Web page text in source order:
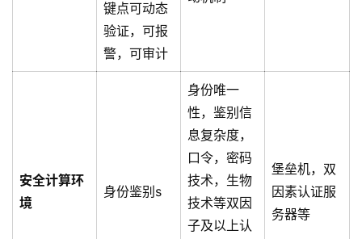
键点可动态
验证，可报
警，可审计
安全计算环
境
身份鉴别s
身份唯一
性，鉴别信
息复杂度，
口令，密码
技术，生物
技术等双因
子及以上认
堡垒机，双
因素认证服
务器等